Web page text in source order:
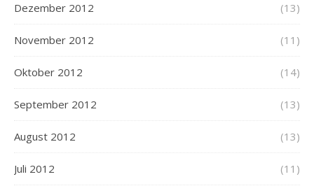
Dezember 2012 (13)
November 2012 (11)
Oktober 2012 (14)
September 2012 (13)
August 2012 (13)
Juli 2012 (11)